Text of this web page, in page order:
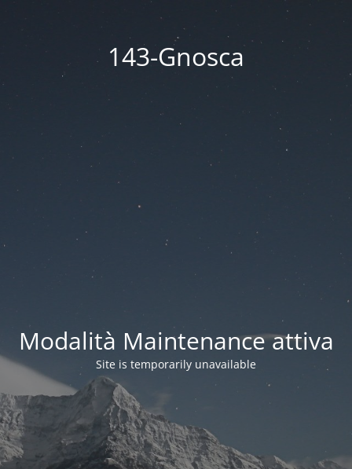
143-Gnosca
Modalità Maintenance attiva
Site is temporarily unavailable